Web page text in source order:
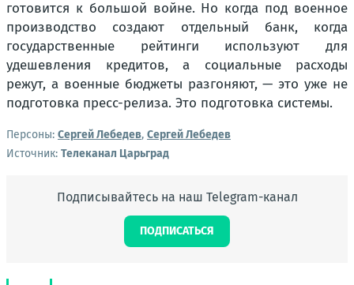
готовится к большой войне. Но когда под военное
производство создают отдельный банк, когда
государственные рейтинги используют для
удешевления кредитов, а социальные расходы
режут, а военные бюджеты разгоняют, — это уже не
подготовка пресс-релиза. Это подготовка системы.
Персоны: Сергей Лебедев, Сергей Лебедев
Источник: Телеканал Царьград
Подписывайтесь на наш Telegram-канал
ПОДПИСАТЬСЯ